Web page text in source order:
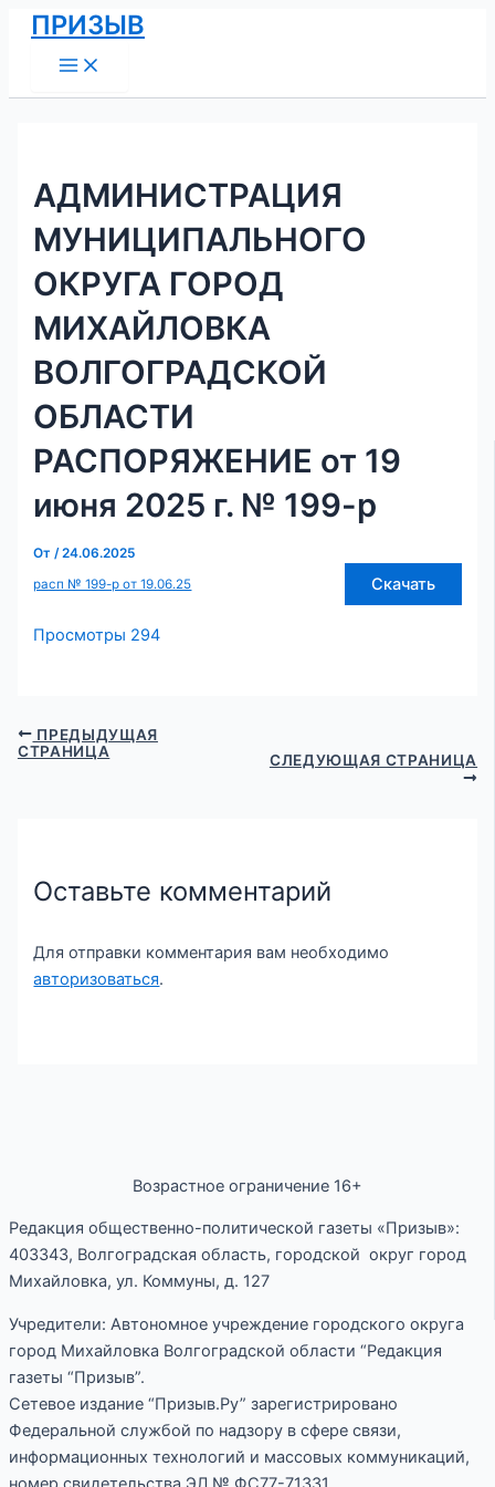
Перейти
содержимому
ПРИЗЫВ
Menu
АДМИНИСТРАЦИЯ
МУНИЦИПАЛЬНОГО
ОКРУГА ГОРОД
МИХАЙЛОВКА
ВОЛГОГРАДСКОЙ
ОБЛАСТИ
РАСПОРЯЖЕНИЕ от 19
июня 2025 г. № 199-р
От/24.06.2025
расп № 199-р от 19.06.25
Скачать
Просмотры 294
Навигация
по
записям
ПРЕДЫДУЩАЯ
СТРАНИЦА
СЛЕДУЮЩАЯ СТРАНИЦА
Оставьте комментарий
Для отправки комментария вам необходимо
авторизоваться.
Возрастное ограничение 16+
Редакция общественно-политической газеты «Призыв»:
403343, Волгоградская область, городской округ город
Михайловка, ул. Коммуны, д. 127
Учредители: Автономное учреждение городского округа
город Михайловка Волгоградской области “Редакция
газеты “Призыв”.
Сетевое издание “Призыв.Ру” зарегистрировано
Федеральной службой по надзору в сфере связи,
информационных технологий и массовых коммуникаций,